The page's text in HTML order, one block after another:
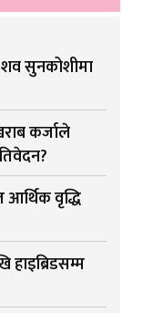
शव सुनकोशीमा
कर्जाले
आर्थिक वृद्धि
हाइब्रिडसम्म